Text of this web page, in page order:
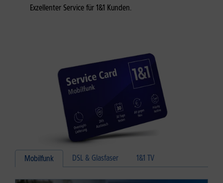
Exzellenter Service für 1&1 Kunden.
Mobilfunk DSL & Glasfaser 1&1 TV